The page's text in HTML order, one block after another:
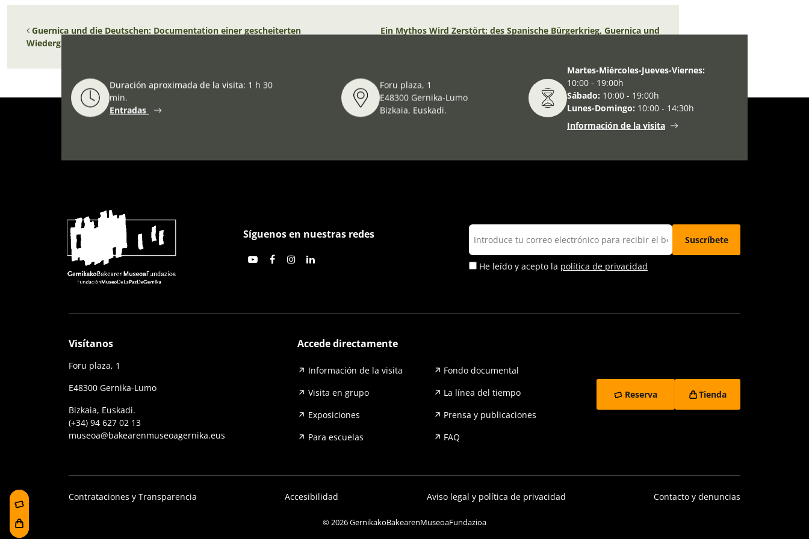
Navegación de entradas
Guernica und die Deutschen: Documentation einer gescheiterten
Wiedergutmachung Sammlung Luchterhand
Ein Mythos Wird Zerstört: des Spanische Bürgerkrieg, Guernica und
Duración aproximada de la visita: 1 h 30
min.
Entradas
Foru plaza, 1
E48300 Gernika-Lumo
Bizkaia, Euskadi.
Martes-Miércoles-Jueves-Viernes:
10:00 - 19:00h
Sábado: 10:00 - 19:00h
Lunes-Domingo: 10:00 - 14:30h
Información de la visita
Síguenos en nuestras redes
He leído y acepto la política de privacidad
Visítanos
Foru plaza, 1
E48300 Gernika-Lumo
Bizkaia, Euskadi.
(+34) 94 627 02 13
museoa@bakearenmuseoagernika.eus
Accede directamente
Información de la visita
Fondo documental
Visita en grupo
La línea del tiempo
Exposiciones
Prensa y publicaciones
Para escuelas
FAQ
Reserva Tienda
Contrataciones y Transparencia Accesibilidad Aviso legal y política de privacidad Contacto y denuncias
© 2026 GernikakoBakearenMuseoaFundazioa